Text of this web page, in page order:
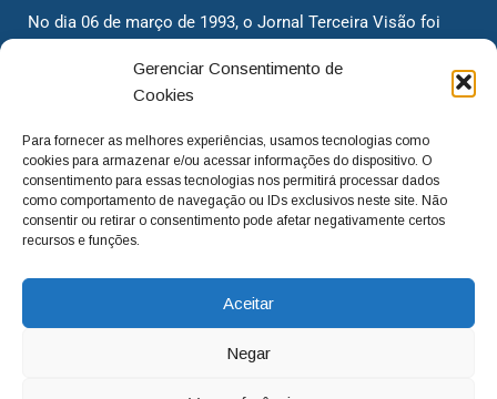
Gerenciar Consentimento de
Cookies
Para fornecer as melhores experiências, usamos tecnologias como
cookies para armazenar e/ou acessar informações do dispositivo. O
consentimento para essas tecnologias nos permitirá processar dados
como comportamento de navegação ou IDs exclusivos neste site. Não
consentir ou retirar o consentimento pode afetar negativamente certos
recursos e funções.
Aceitar
Negar
No dia 06 de março de 1993, o Jornal Terceira Visão foi
cidadãos valinhenses, já que naquela época só existiam
dois jornais. Há mais de 30 anos, o jornal continua
com o foco de trazer as melhores notícias. Nunca
deixamos de lado as necessidades do cidadão, sempre
questionando os órgãos públicos em busca de melhorias
para a cidade e sempre cobrando resoluções para casos
adm@jtv.com.br
(19) 3929-6225